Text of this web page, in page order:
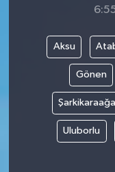
Aksu
Gönen
Uluborlu